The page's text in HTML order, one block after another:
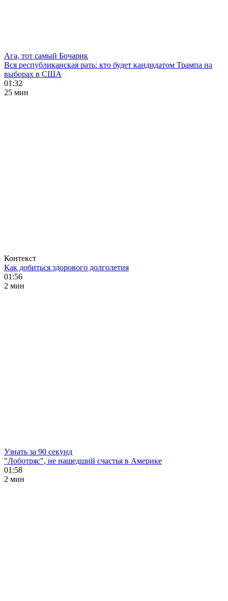
Ага, тот самый Бочарик
Вся республиканская рать: кто будет кандидатом Трампа на
выборах в США
01:32
25 мин
Контекст
Как добиться здорового долголетия
01:56
2 мин
Узнать за 90 секунд
"Лоботряс", не нашедший счастья в Америке
01:58
2 мин